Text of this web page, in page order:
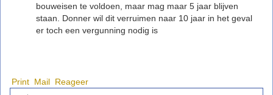
bouweisen te voldoen, maar mag maar 5 jaar blijven
staan. Donner wil dit verruimen naar 10 jaar in het geval
er toch een vergunning nodig is
Print Mail Reageer